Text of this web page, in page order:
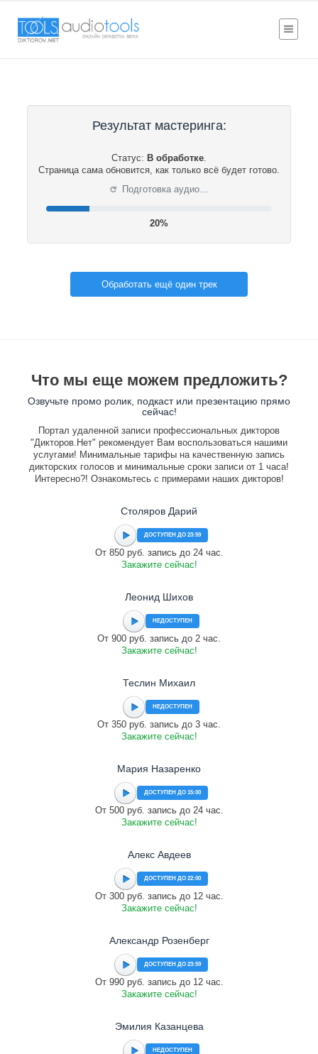
Результат мастеринга:
Статус: В обработке.
Страница сама обновится, как только всё будет готово.
⟳ Подготовка аудио…
20%
Обработать ещё один трек
Что мы еще можем предложить?
Озвучьте промо ролик, подкаст или презентацию прямо
сейчас!
Портал удаленной записи профессиональных дикторов
"Дикторов.Нет" рекомендует Вам воспользоваться нашими
услугами! Минимальные тарифы на качественную запись
дикторских голосов и минимальные сроки записи от 1 часа!
Интересно?! Ознакомьтесь с примерами наших дикторов!
Столяров Дарий
ДОСТУПЕН ДО 23:59
От 850 руб. запись до 24 час.
Закажите сейчас!
Леонид Шихов
НЕДОСТУПЕН
От 900 руб. запись до 2 час.
Закажите сейчас!
Теслин Михаил
НЕДОСТУПЕН
От 350 руб. запись до 3 час.
Закажите сейчас!
Мария Назаренко
ДОСТУПЕН ДО 15:00
От 500 руб. запись до 24 час.
Закажите сейчас!
Алекс Авдеев
ДОСТУПЕН ДО 22:00
От 300 руб. запись до 12 час.
Закажите сейчас!
Александр Розенберг
ДОСТУПЕН ДО 23:59
От 990 руб. запись до 12 час.
Закажите сейчас!
Эмилия Казанцева
НЕДОСТУПЕН